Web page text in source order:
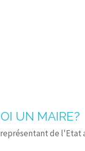
UN MAIRE?
de l'Etat